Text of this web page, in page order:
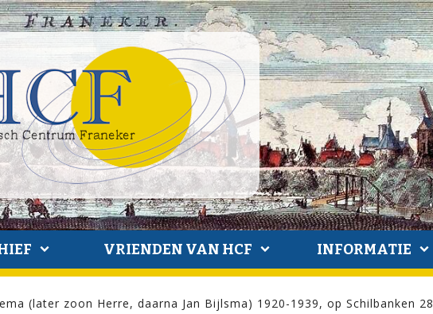
VRIENDEN VAN HCF INFORMATIE
(later zoon Herre, daarna Jan Bijlsma) 1920-1939, op Schilbanken 28